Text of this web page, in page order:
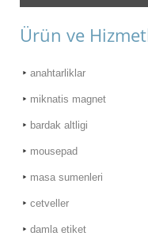
Ürün ve
anahtarliklar
miknatis magnet
bardak altligi
mousepad
masa sumenleri
cetveller
damla etiket